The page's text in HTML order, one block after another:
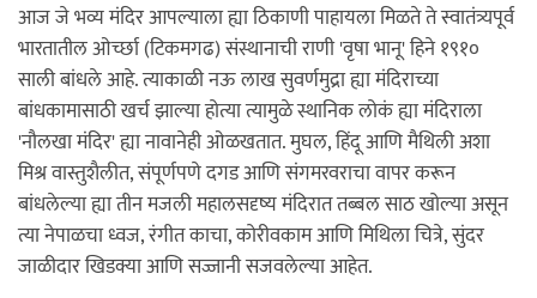
आज जे भव्य मंदिर आपल्याला ह्या ठिकाणी पाहायला मिळते ते स्वातंत्र्यपूर्व
भारतातील ओर्च्छा (टिकमगढ) संस्थानाची राणी 'वृषा भानू' हिने १९१०
साली बांधले आहे. त्याकाळी नऊ लाख सुवर्णमुद्रा ह्या मंदिराच्या
बांधकामासाठी खर्च झाल्या होत्या त्यामुळे स्थानिक लोकं ह्या मंदिराला
'नौलखा मंदिर' ह्या नावानेही ओळखतात. मुघल, हिंदू आणि मैथिली अशा
मिश्र वास्तुशैलीत, संपूर्णपणे दगड आणि संगमरवराचा वापर करून
बांधलेल्या ह्या तीन मजली महालसदृष्य मंदिरात तब्बल साठ खोल्या असून
त्या नेपाळचा ध्वज, रंगीत काचा, कोरीवकाम आणि मिथिला चित्रे, सुंदर
जाळीदार खिडक्या आणि सज्जानी सजवलेल्या आहेत.